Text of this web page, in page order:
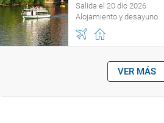
Salida el 20 dic 2026
Alojamiento y desayuno
VER MÁS